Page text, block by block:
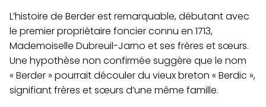
L’histoire de Berder est remarquable, débutant avec
le premier propriétaire foncier connu en 1713,
Mademoiselle Dubreuil-Jarno et ses frères et sœurs.
Une hypothèse non confirmée suggère que le nom
« Berder » pourrait découler du vieux breton « Berdic »,
signifiant frères et sœurs d’une même famille.